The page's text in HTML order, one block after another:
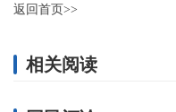
返回首页>>
相关阅读